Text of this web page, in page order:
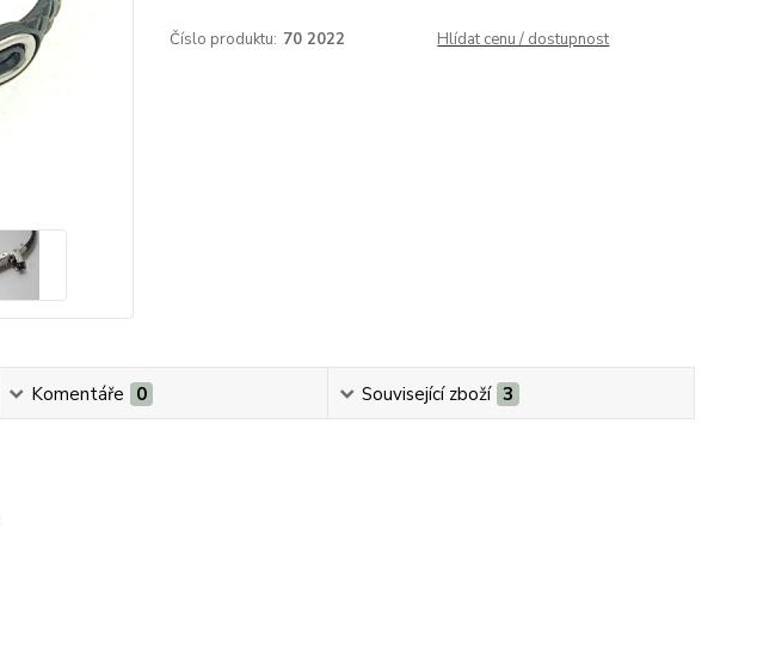
Číslo produktu: 70 2022 Hlídat cenu / dostupnost
Komentáře 0 Související zboží 3